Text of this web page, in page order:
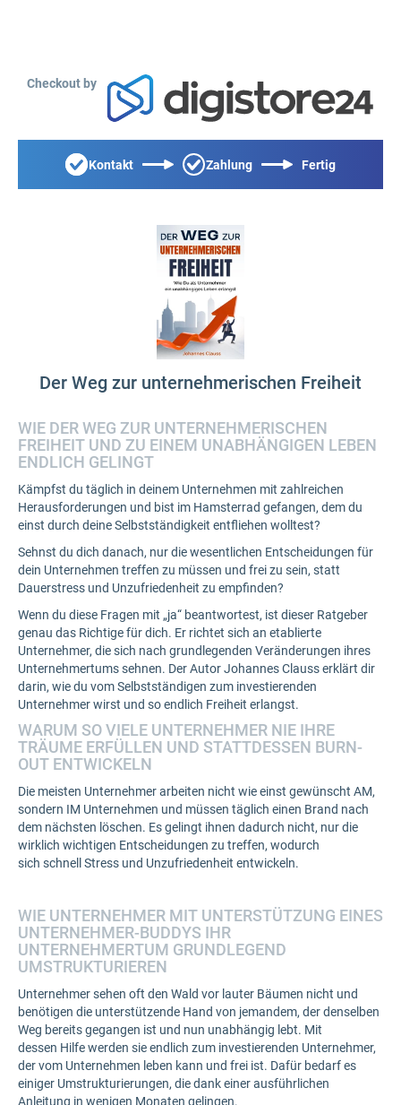
Checkout by
Kontakt Zahlung Fertig
Der Weg zur unternehmerischen Freiheit
WIE DER WEG ZUR UNTERNEHMERISCHEN
FREIHEIT UND ZU EINEM UNABHÄNGIGEN LEBEN
ENDLICH GELINGT
Kämpfst du täglich in deinem Unternehmen mit zahlreichen
Herausforderungen und bist im Hamsterrad gefangen, dem du
einst durch deine Selbstständigkeit entfliehen wolltest?
Sehnst du dich danach, nur die wesentlichen Entscheidungen für
dein Unternehmen treffen zu müssen und frei zu sein, statt
Dauerstress und Unzufriedenheit zu empfinden?
Wenn du diese Fragen mit „ja“ beantwortest, ist dieser Ratgeber
genau das Richtige für dich. Er richtet sich an etablierte
Unternehmer, die sich nach grundlegenden Veränderungen ihres
Unternehmertums sehnen. Der Autor Johannes Clauss erklärt dir
darin, wie du vom Selbstständigen zum investierenden
Unternehmer wirst und so endlich Freiheit erlangst.
WARUM SO VIELE UNTERNEHMER NIE IHRE
TRÄUME ERFÜLLEN UND STATTDESSEN BURN-
OUT ENTWICKELN
Die meisten Unternehmer arbeiten nicht wie einst gewünscht AM,
sondern IM Unternehmen und müssen täglich einen Brand nach
dem nächsten löschen. Es gelingt ihnen dadurch nicht, nur die
wirklich wichtigen Entscheidungen zu treffen, wodurch
sich schnell Stress und Unzufriedenheit entwickeln.
WIE UNTERNEHMER MIT UNTERSTÜTZUNG EINES
UNTERNEHMER-BUDDYS IHR
UNTERNEHMERTUM GRUNDLEGEND
UMSTRUKTURIEREN
Unternehmer sehen oft den Wald vor lauter Bäumen nicht und
benötigen die unterstützende Hand von jemandem, der denselben
Weg bereits gegangen ist und nun unabhängig lebt. Mit
dessen Hilfe werden sie endlich zum investierenden Unternehmer,
der vom Unternehmen leben kann und frei ist. Dafür bedarf es
einiger Umstrukturierungen, die dank einer ausführlichen
Anleitung in wenigen Monaten gelingen.